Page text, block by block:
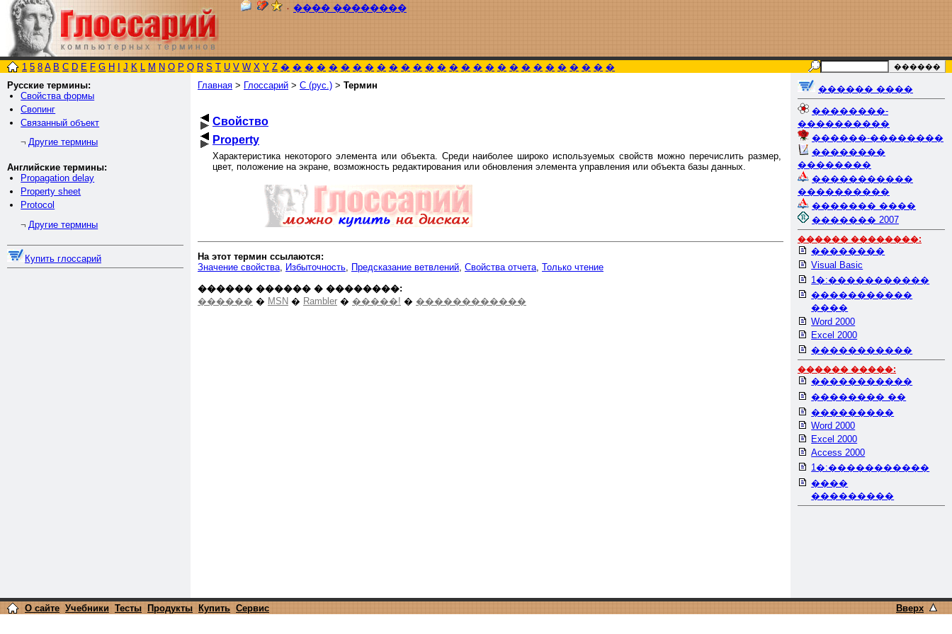
٠ ���� ��������
1 5 8 A B C D E F G H J K L M N O P Q R S T U V W X Y Z � � � � � � � � � � � � � � � � � � � � � � � � � � � �
Русские термины:
Свойства формы
Свопинг
Связанный объект
¬ Другие термины
Английские термины:
Propagation delay
Property sheet
Protocol
¬ Другие термины
Купить глоссарий
Главная > Глоссарий > С (рус.) > Термин
Свойство
Property
Характеристика некоторого элемента или объекта. Среди наиболее широко используемых свойств можно перечислить размер,
цвет, положение на экране, возможность редактирования или обновления элемента управления или объекта базы данных.
На этот термин ссылаются:
Значение свойства
Избыточность Предсказание ветвлений Свойства отчета Только чтение
������ ������ � ��������:
������ � MSN � Rambler � �����! � ������������
������ ����
��������-
����������
������-��������
��������
��������
�����������
����������
������� ����
������� 2007
������ ��������:
��������
Visual Basic
1�:�����������
�����������
����
Word 2000
Excel 2000
�����������
������ �����:
�����������
�������� ��
���������
Word 2000
Excel 2000
Access 2000
1�:�����������
����
���������
О сайте Учебники Тесты Продукты Купить Сервис Вверх